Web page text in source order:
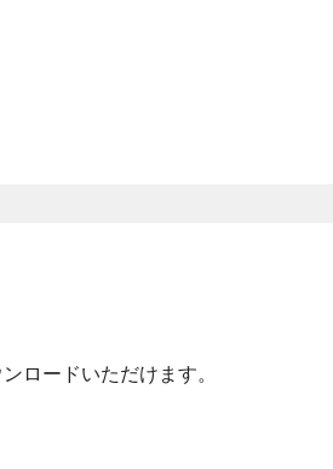
ロードいただけます。